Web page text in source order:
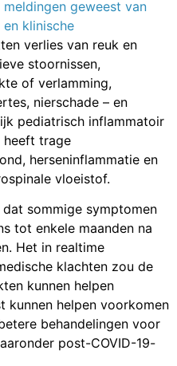
meldingen geweest van
klinische
verlies van reuk en
stoornissen,
of verlamming,
nierschade – en
pediatrisch inflammatoir
heeft trage
herseninflammatie en
vloeistof.
sommige symptomen
tot enkele maanden na
Het in realtime
klachten zou de
kunnen helpen
kunnen helpen voorkomen
behandelingen voor
post-COVID-19-